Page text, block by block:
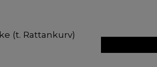
(t. Rattankurv)